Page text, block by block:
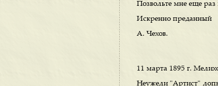
Позвольте мне еще
Искренно преданный
А. Чехов.
11 марта 1895 г.
Неужели "Артист"